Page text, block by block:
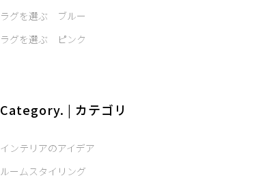
ラグを選ぶ ブルー
ラグを選ぶ ピンク
Category. | カテゴリ
インテリアのアイデア
ルームスタイリング